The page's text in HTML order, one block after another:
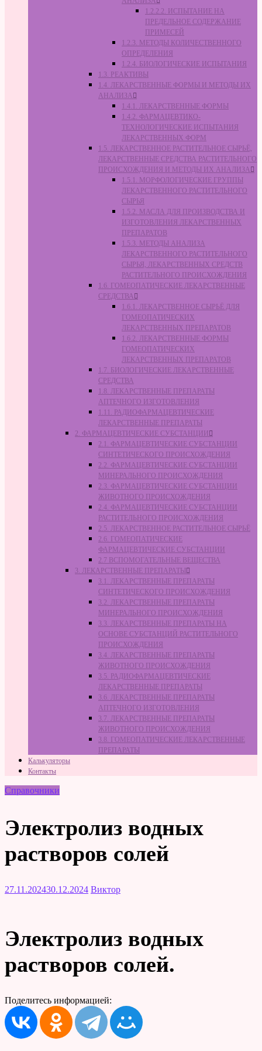
1.2.2.2. ИСПЫТАНИЕ НА
ПРЕДЕЛЬНОЕ СОДЕРЖАНИЕ
ПРИМЕСЕЙ
1.2.3. МЕТОДЫ КОЛИЧЕСТВЕННОГО
ОПРЕДЕЛЕНИЯ
1.2.4. БИОЛОГИЧЕСКИЕ ИСПЫТАНИЯ
1.3. РЕАКТИВЫ
1.4. ЛЕКАРСТВЕННЫЕ ФОРМЫ И МЕТОДЫ ИХ
АНАЛИЗА
1.4.1. ЛЕКАРСТВЕННЫЕ ФОРМЫ
1.4.2. ФАРМАЦЕВТИКО-
ТЕХНОЛОГИЧЕСКИЕ ИСПЫТАНИЯ
ЛЕКАРСТВЕННЫХ ФОРМ
1.5. ЛЕКАРСТВЕННОЕ РАСТИТЕЛЬНОЕ СЫРЬЁ,
ЛЕКАРСТВЕННЫЕ СРЕДСТВА РАСТИТЕЛЬНОГО
ПРОИСХОЖДЕНИЯ И МЕТОДЫ ИХ АНАЛИЗА
1.5.1. МОРФОЛОГИЧЕСКИЕ ГРУППЫ
ЛЕКАРСТВЕННОГО РАСТИТЕЛЬНОГО
СЫРЬЯ
1.5.2. МАСЛА ДЛЯ ПРОИЗВОДСТВА И
ИЗГОТОВЛЕНИЯ ЛЕКАРСТВЕННЫХ
ПРЕПАРАТОВ
1.5.3. МЕТОДЫ АНАЛИЗА
ЛЕКАРСТВЕННОГО РАСТИТЕЛЬНОГО
СЫРЬЯ, ЛЕКАРСТВЕННЫХ СРЕДСТВ
РАСТИТЕЛЬНОГО ПРОИСХОЖДЕНИЯ
1.6. ГОМЕОПАТИЧЕСКИЕ ЛЕКАРСТВЕННЫЕ
СРЕДСТВА
1.6.1. ЛЕКАРСТВЕННОЕ СЫРЬЁ ДЛЯ
ГОМЕОПАТИЧЕСКИХ
ЛЕКАРСТВЕННЫХ ПРЕПАРАТОВ
1.6.2. ЛЕКАРСТВЕННЫЕ ФОРМЫ
ГОМЕОПАТИЧЕСКИХ
ЛЕКАРСТВЕННЫХ ПРЕПАРАТОВ
1.7. БИОЛОГИЧЕСКИЕ ЛЕКАРСТВЕННЫЕ
СРЕДСТВА
1.8. ЛЕКАРСТВЕННЫЕ ПРЕПАРАТЫ
АПТЕЧНОГО ИЗГОТОВЛЕНИЯ
1.11. РАДИОФАРМАЦЕВТИЧЕСКИЕ
ЛЕКАРСТВЕННЫЕ ПРЕПАРАТЫ
2. ФАРМАЦЕВТИЧЕСКИЕ СУБСТАНЦИИ
2.1. ФАРМАЦЕВТИЧЕСКИЕ СУБСТАНЦИИ
СИНТЕТИЧЕСКОГО ПРОИСХОЖДЕНИЯ
2.2. ФАРМАЦЕВТИЧЕСКИЕ СУБСТАНЦИИ
МИНЕРАЛЬНОГО ПРОИСХОЖДЕНИЯ
2.3. ФАРМАЦЕВТИЧЕСКИЕ СУБСТАНЦИИ
ЖИВОТНОГО ПРОИСХОЖДЕНИЯ
2.4. ФАРМАЦЕВТИЧЕСКИЕ СУБСТАНЦИИ
РАСТИТЕЛЬНОГО ПРОИСХОЖДЕНИЯ
2.5. ЛЕКАРСТВЕННОЕ РАСТИТЕЛЬНОЕ СЫРЬЁ
2.6. ГОМЕОПАТИЧЕСКИЕ
ФАРМАЦЕВТИЧЕСКИЕ СУБСТАНЦИИ
2.7 ВСПОМОГАТЕЛЬНЫЕ ВЕЩЕСТВА
3. ЛЕКАРСТВЕННЫЕ ПРЕПАРАТЫ
3.1. ЛЕКАРСТВЕННЫЕ ПРЕПАРАТЫ
СИНТЕТИЧЕСКОГО ПРОИСХОЖДЕНИЯ
3.2. ЛЕКАРСТВЕННЫЕ ПРЕПАРАТЫ
МИНЕРАЛЬНОГО ПРОИСХОЖДЕНИЯ
3.3. ЛЕКАРСТВЕННЫЕ ПРЕПАРАТЫ НА
ОСНОВЕ СУБСТАНЦИЙ РАСТИТЕЛЬНОГО
ПРОИСХОЖДЕНИЯ
3.4. ЛЕКАРСТВЕННЫЕ ПРЕПАРАТЫ
ЖИВОТНОГО ПРОИСХОЖДЕНИЯ
3.5. РАДИОФАРМАЦЕВТИЧЕСКИЕ
ЛЕКАРСТВЕННЫЕ ПРЕПАРАТЫ
3.6. ЛЕКАРСТВЕННЫЕ ПРЕПАРАТЫ
АПТЕЧНОГО ИЗГОТОВЛЕНИЯ
3.7. ЛЕКАРСТВЕННЫЕ ПРЕПАРАТЫ
ЖИВОТНОГО ПРОИСХОЖДЕНИЯ
3.8. ГОМЕОПАТИЧЕСКИЕ ЛЕКАРСТВЕННЫЕ
ПРЕПАРАТЫ
Калькуляторы
Контакты
Справочники
Электролиз водных
растворов солей
27.11.202430.12.2024 Виктор
Электролиз водных
растворов солей.
Поделитесь информацией: